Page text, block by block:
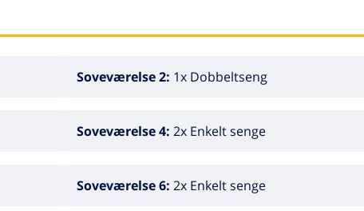
Soveværelse 2: 1x Dobbeltseng
Soveværelse 4: 2x Enkelt senge
Soveværelse 6: 2x Enkelt senge